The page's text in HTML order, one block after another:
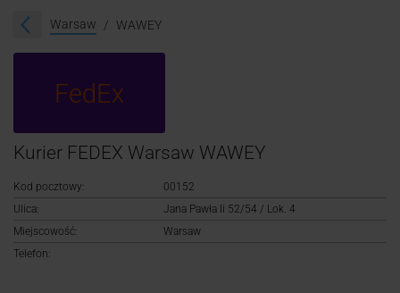
Śledzenie przesyłki
Logowanie
Warsaw WAWEY
FedEx
Kurier FEDEX Warsaw WAWEY
Kod pocztowy:
00152
Ulica:
Jana Pawła Ii 52/54 / Lok. 4
Miejscowość:
Warsaw
Telefon: